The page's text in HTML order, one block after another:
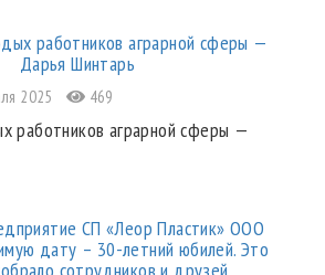
2025 469
работников аграрной сферы —